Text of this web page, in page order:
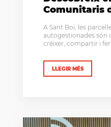
Comunitaris
A Sant Boi, les
autogestionades són
créixer, compartir i fer
LLEGIR MÉS